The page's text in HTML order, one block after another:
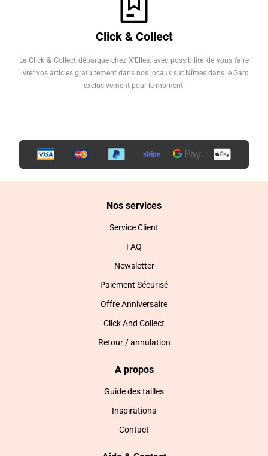
Click & Collect
Le Click & Collect débarque chez X'Elles, avec possibilité de vous faire
livrer vos articles gratuitement dans nos locaux sur Nîmes dans le Gard
exclusivement pour le moment.
Nos services
Service Client
FAQ
Newsletter
Paiement Sécurisé
Offre Anniversaire
Click And Collect
Retour / annulation
A propos
Guide des tailles
Inspirations
Contact